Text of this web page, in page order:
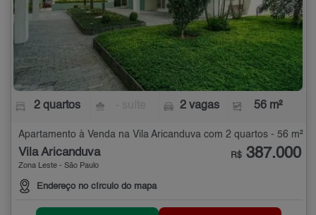
2 quartos 2 vagas 56 m²
Apartamento à Venda na Vila Aricanduva com 2 quartos - 56 m²
Vila Aricanduva
Zona Leste - São Paulo
Endereço no círculo do mapa
R$ 387.000